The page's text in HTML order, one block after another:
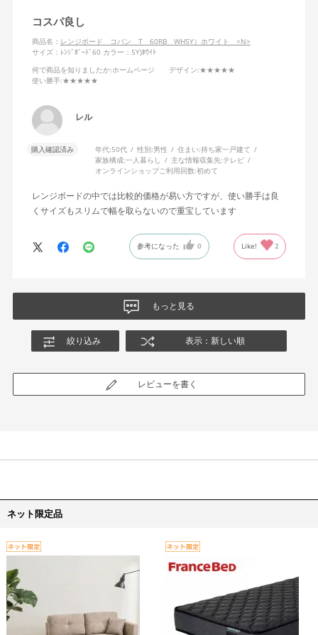
コスパ良し
商品名： レンジボード コパン T 60RB WH5Y）ホワイト <N>
サイズ：ﾚﾝｼﾞﾎﾞｰﾄﾞ60 カラー：5Y)ﾎﾜｲﾄ
何で商品を知りましたか:ホームページ デザイン:★★★★★
使い勝手:★★★★★
レル
購入確認済み 年代:50代 性別:男性 住まい:持ち家一戸建て
家族構成:一人暮らし 主な情報収集先:テレビ
オンラインショップご利用回数:初めて
レンジボードの中では比較的価格が易い方ですが、使い勝手は良
くサイズもスリムで幅を取らないので重宝しています
参考になった 0 Like! 2
もっと見る
絞り込み 表示：新しい順
レビューを書く
ネット限定品